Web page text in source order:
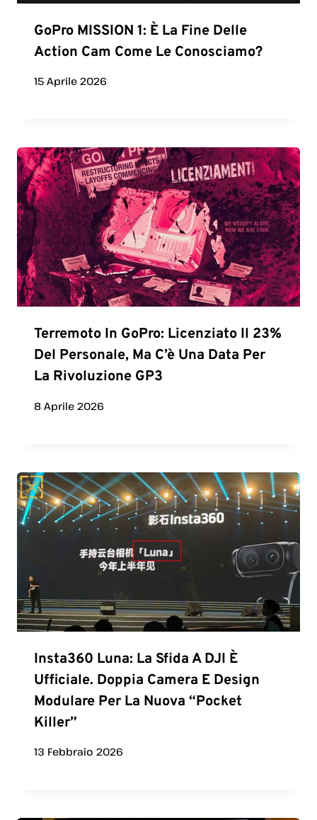
GoPro MISSION 1: È La Fine Delle
Action Cam Come Le Conosciamo?
15 Aprile 2026
Terremoto In GoPro: Licenziato Il 23%
Del Personale, Ma C’è Una Data Per
La Rivoluzione GP3
8 Aprile 2026
Insta360 Luna: La Sfida A DJI È
Ufficiale. Doppia Camera E Design
Modulare Per La Nuova “Pocket
Killer”
13 Febbraio 2026